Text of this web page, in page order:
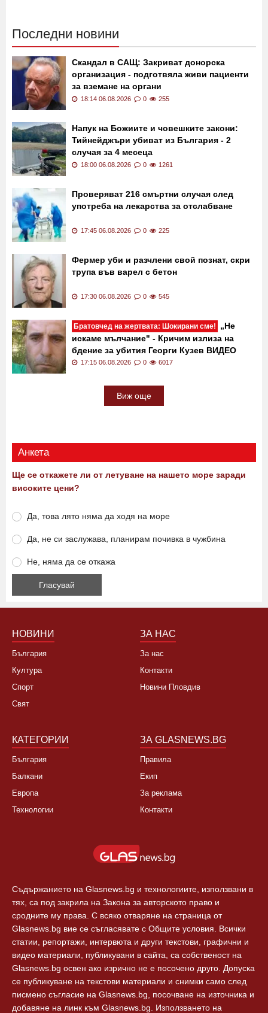
Последни новини
Скандал в САЩ: Закриват донорска
организация - подготвяла живи пациенти
за вземане на органи
18:14 06.08.2026 0 255
Напук на Божиите и човешките закони:
Тийнейджъри убиват из България - 2
случая за 4 месеца
18:00 06.08.2026 0 1261
Проверяват 216 смъртни случая след
употреба на лекарства за отслабване
17:45 06.08.2026 0 225
Фермер уби и разчлени свой познат, скри
трупа във варел с бетон
17:30 06.08.2026 0 545
Братовчед на жертвата: Шокирани сме!
„Не
искаме мълчание" - Кричим излиза на
бдение за убития Георги Кузев ВИДЕО
17:15 06.08.2026 0 6017
Виж още
Анкета
Ще се откажете ли от летуване на нашето море заради
високите цени?
Да, това лято няма да ходя на море
Да, не си заслужава, планирам почивка в чужбина
Не, няма да се откажа
НОВИНИ
България
Култура
Спорт
Свят
ЗА НАС
За нас
Контакти
Новини Пловдив
КАТЕГОРИИ
България
Балкани
Европа
Технологии
ЗА GLASNEWS.BG
Правила
Екип
За реклама
Контакти
Съдържанието на Glasnews.bg и технологиите, използвани в
тях, са под закрила на Закона за авторското право и
сродните му права. С всяко отваряне на страница от
Glasnews.bg вие се съгласявате с Общите условия. Всички
статии, репортажи, интервюта и други текстови, графични и
видео материали, публикувани в сайта, са собственост на
Glasnews.bg освен ако изрично не е посочено друго. Допуска
се публикуване на текстови материали и снимки само след
писмено съгласие на Glasnews.bg, посочване на източника и
добавяне на линк към Glasnews.bg. Използването на